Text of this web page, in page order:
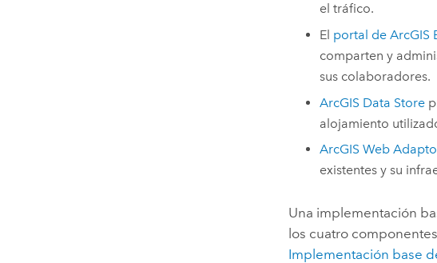
el tráfico.
El portal de ArcGIS
comparten y
sus colaboradores.
ArcGIS Data Store
alojamiento
ArcGIS Web
existentes y su
Una implementación
los cuatro
Implementación base